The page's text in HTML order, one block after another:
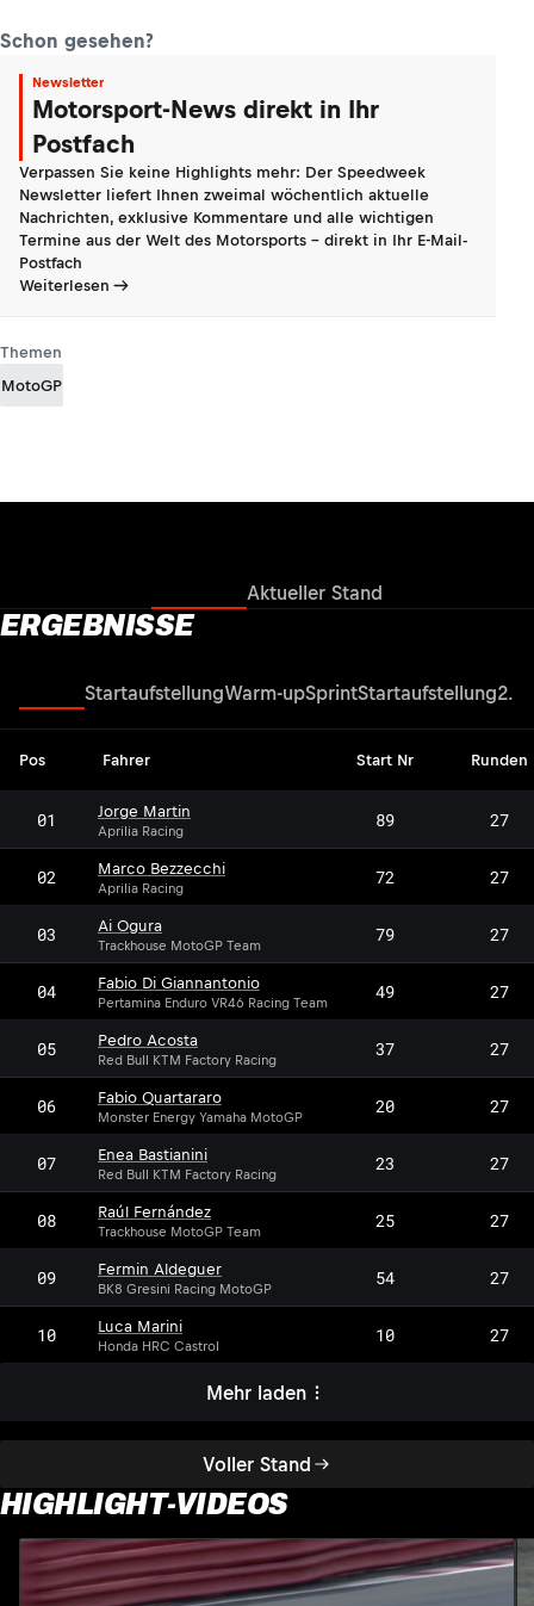
Schon gesehen?
Newsletter
Motorsport-News direkt in Ihr
Postfach
Verpassen Sie keine Highlights mehr: Der Speedweek
Newsletter liefert Ihnen zweimal wöchentlich aktuelle
Nachrichten, exklusive Kommentare und alle wichtigen
Termine aus der Welt des Motorsports - direkt in Ihr E-Mail-
Postfach
Weiterlesen
Themen
MotoGP
Aktueller Stand
ERGEBNISSE
Voller Stand
StartaufstellungWarm-upSprintStartaufstellung2.
Pos Fahrer Start Nr Runden
01 Jorge Martin
Aprilia Racing 89 27
02 Marco Bezzecchi
Aprilia Racing 72 27
03 Ai Ogura
Trackhouse MotoGP Team 79 27
04 Fabio Di Giannantonio
Pertamina Enduro VR46 Racing Team 49 27
05 Pedro Acosta
Red Bull KTM Factory Racing 37 27
06 Fabio Quartararo
Monster Energy Yamaha MotoGP 20 27
07 Enea Bastianini
Red Bull KTM Factory Racing 23 27
08 Raúl Fernández
Trackhouse MotoGP Team 25 27
09 Fermin Aldeguer
BK8 Gresini Racing MotoGP 54 27
10 Luca Marini
Honda HRC Castrol 10 27
Mehr laden
HIGHLIGHT-VIDEOS